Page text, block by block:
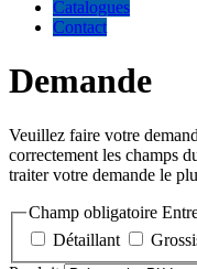
Catalogues
Contact
Demande
Veuillez faire votre
correctement les champs
traiter votre demande le
Champ obligatoire
Détaillant